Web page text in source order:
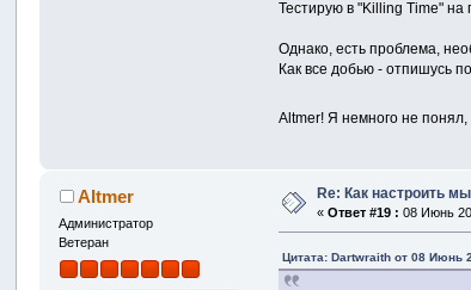
Тестирую в "Killing Time" на
Однако, есть проблема,
Как все добью - отпишусь
Altmer! Я немного не понял,
Altmer
Администратор
Ветеран
Re: Как настроить
«Ответ #19 : 08 Июнь
Цитата: Dartwraith от 08 Июнь